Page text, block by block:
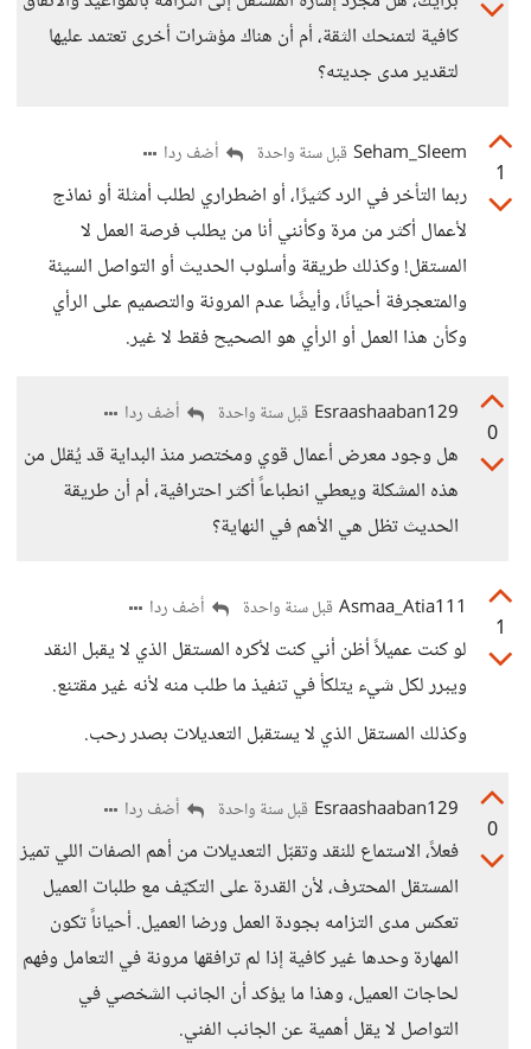
كافية لتمنحك الثقة، أم أن هناك مؤشرات أخرى تعتمد عليها
لتقدير مدى جديته؟
1
Seham_Sleem قبل سنة واحدة أضف ردا
ربما التأخر في الرد كثيرًا، أو اضطراري لطلب أمثلة أو نماذج
لأعمال أكثر من مرة وكأنني أنا من يطلب فرصة العمل لا
المستقل! وكذلك طريقة وأسلوب الحديث أو التواصل السيئة
والمتعجرفة أحيانًا، وأيضًا عدم المرونة والتصميم على الرأي
وكأن هذا العمل أو الرأي هو الصحيح فقط لا غير.
0
Esraashaaban129 قبل سنة واحدة أضف ردا
هل وجود معرض أعمال قوي ومختصر منذ البداية قد يُقلل من
هذه المشكلة ويعطي انطباعاً أكثر احترافية، أم أن طريقة
الحديث تظل هي الأهم في النهاية؟
1
Asmaa_Atia111 قبل سنة واحدة أضف ردا
لو كنت عميلاً أظن أني كنت لأكره المستقل الذي لا يقبل النقد
ويبرر لكل شيء يتلكأ في تنفيذ ما طلب منه لأنه غير مقتنع.
وكذلك المستقل الذي لا يستقبل التعديلات بصدر رحب.
0
Esraashaaban129 قبل سنة واحدة أضف ردا
فعلاً، الاستماع للنقد وتقبّل التعديلات من أهم الصفات اللي تميز
المستقل المحترف، لأن القدرة على التكيّف مع طلبات العميل
تعكس مدى التزامه بجودة العمل ورضا العميل. أحياناً تكون
المهارة وحدها غير كافية إذا لم ترافقها مرونة في التعامل وفهم
لحاجات العميل، وهذا ما يؤكد أن الجانب الشخصي في
التواصل لا يقل أهمية عن الجانب الفني.